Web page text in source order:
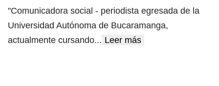
"Comunicadora social - periodista egresada de la
Universidad Autónoma de Bucaramanga,
actualmente cursando... Leer más